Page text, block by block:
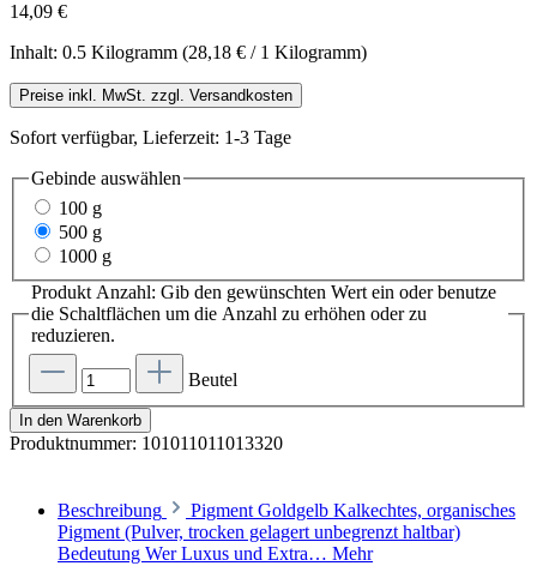
14,09 €
Inhalt: 0.5 Kilogramm (28,18 € / 1 Kilogramm)
Preise inkl. MwSt. zzgl. Versandkosten
Sofort verfügbar, Lieferzeit: 1-3 Tage
Gebinde auswählen
100 g
500 g
1000 g
Produkt Anzahl: Gib den gewünschten Wert ein oder benutze
die Schaltflächen um die Anzahl zu erhöhen oder zu
reduzieren.
Beutel
In den Warenkorb
Produktnummer: 101011011013320
Beschreibung
Pigment Goldgelb Kalkechtes, organisches
Pigment (Pulver, trocken gelagert unbegrenzt haltbar)
Bedeutung Wer Luxus und Extra… Mehr